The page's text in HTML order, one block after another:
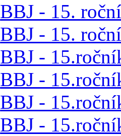
BBJ - 15.
BBJ - 15.
BBJ -
BBJ -
BBJ -
BBJ -